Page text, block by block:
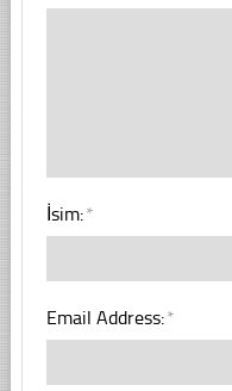
İsim:*
Email Address:*